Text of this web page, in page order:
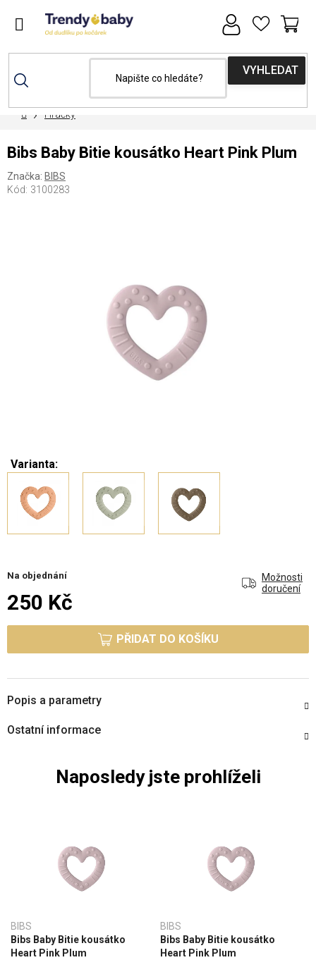
DomůHračky
Varianta:
Na objednání
Možnosti
doručení
250 Kč
PŘIDAT DO KOŠÍKU
Bibs Baby Bitie kousátko Heart Pink Plum
Značka: BIBS
Kód: 3100283
Popis a parametry
Ostatní informace
Naposledy jste prohlíželi
BIBS
Bibs Baby Bitie kousátko
Heart Pink Plum
BIBS
Bibs Baby Bitie kousátko
Heart Pink Plum